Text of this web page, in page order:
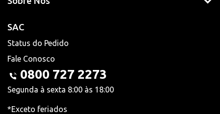
SAC
Status do Pedido
Fale Conosco
0800 727 2273
Segunda à sexta 8:00 às 18:00
*Exceto feriados